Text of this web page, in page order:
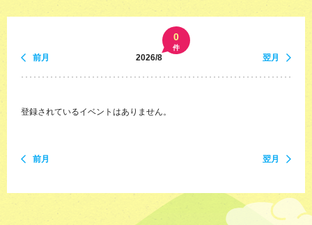
前月 2026/8
0
件
翌月
登録されているイベントはありません。
前月 翌月